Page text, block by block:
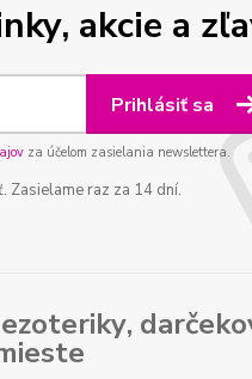
akcie a
Prihlásiť sa
za účelom zasielania newslettera.
Zasielame raz za 14 dní.
ezoteriky,